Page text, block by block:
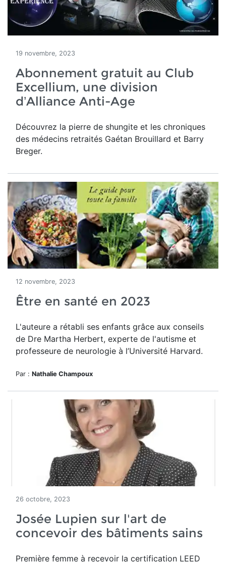
19 novembre, 2023
Abonnement gratuit au Club
Excellium, une division
d’Alliance Anti-Age
Découvrez la pierre de shungite et les chroniques
des médecins retraités Gaétan Brouillard et Barry
Breger.
12 novembre, 2023
Être en santé en 2023
L'auteure a rétabli ses enfants grâce aux conseils
de Dre Martha Herbert, experte de l'autisme et
professeure de neurologie à l’Université Harvard.
Par : Nathalie Champoux
26 octobre, 2023
Josée Lupien sur l'art de
concevoir des bâtiments sains
Première femme à recevoir la certification LEED